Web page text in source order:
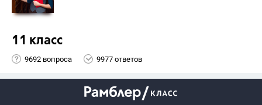
11 класс
9692 вопроса 9977 ответов